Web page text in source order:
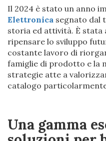
Il 2024 è stato un anno
Elettronica segnato dal
storia ed attività. È stata
ripensare lo sviluppo
costante lavoro di
famiglie di prodotto e la
strategie atte a
catalogo
Una gamma